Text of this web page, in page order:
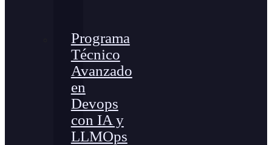
Programa
Técnico
Avanzado
en
Devops
con IA y
LLMOps